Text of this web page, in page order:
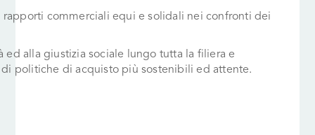
rapporti commerciali equi e solidali nei confronti dei
ed alla giustizia sociale lungo tutta la filiera e
politiche di acquisto più sostenibili ed attente.